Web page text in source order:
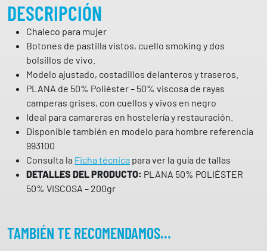
C
A
DESCRIPCIÓN
Chaleco para mujer
Botones de pastilla vistos, cuello smoking y dos
bolsillos de vivo.
Modelo ajustado, costadillos delanteros y traseros.
PLANA de 50% Poliéster – 50% viscosa de rayas
camperas grises, con cuellos y vivos en negro
Ideal para camareras en hostelería y restauración.
Disponible también en modelo para hombre referencia
993100
Consulta la Ficha técnica para ver la guía de tallas
DETALLES DEL PRODUCTO: PLANA 50% POLIÉSTER
50% VISCOSA – 200gr
TAMBIÉN TE RECOMENDAMOS…